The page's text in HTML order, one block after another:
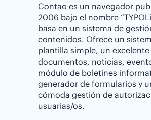
Contao es un navegador
2006 bajo el nombre
basa en un sistema de
contenidos. Ofrece un
plantilla simple, un
documentos, noticias,
módulo de boletines
generador de formularios y
cómoda gestión de
usuarias/os.